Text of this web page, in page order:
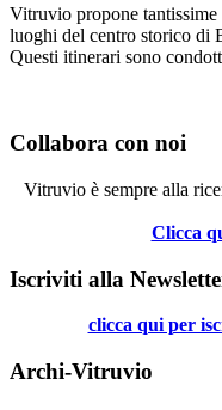
Vitruvio propone
luoghi del centro storico di
Questi itinerari sono
Collabora con noi
Vitruvio è sempre alla
Clicca
Iscriviti alla
clicca qui per
Archi-Vitruvio